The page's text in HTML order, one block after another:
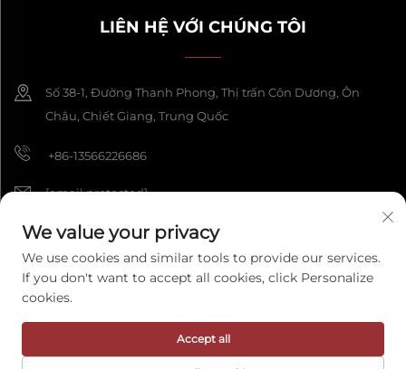
LIÊN HỆ VỚI CHÚNG TÔI
Số 38-1, Đường Thanh Phong, Thị trấn Côn Dương, Ôn
Châu, Chiết Giang, Trung Quốc
+86-13566226686
[email protected]
Bản quyền © 2026 Công ty TNHH Thủ công Mỹ nghệ Wenzhou
Fengke. Tất cả các quyền được bảo lưu. Chính sách bảo mật
We value your privacy
We use cookies and similar tools to provide our services.
If you don't want to accept all cookies, click Personalize
cookies.
Accept all